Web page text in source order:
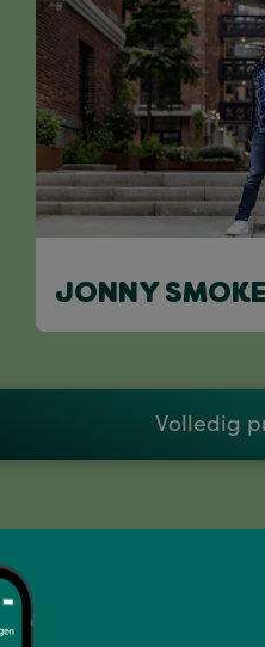
JONNY
Volledig